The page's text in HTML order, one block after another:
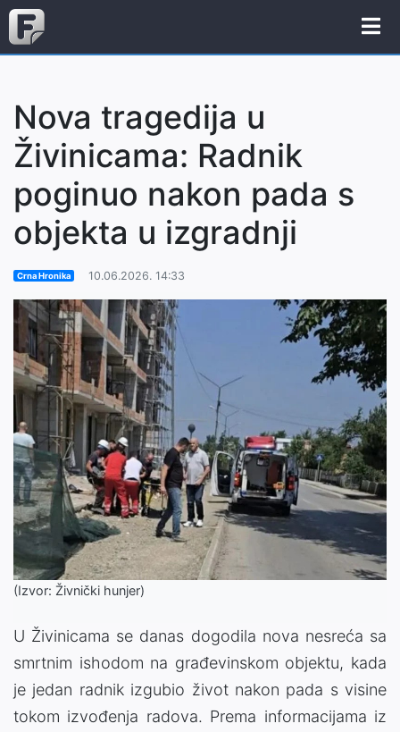
Nova tragedija u
Živinicama: Radnik
poginuo nakon pada s
objekta u izgradnji
Crna Hronika 10.06.2026. 14:33
(Izvor: Živnički hunjer)
U Živinicama se danas dogodila nova nesreća sa
smrtnim ishodom na građevinskom objektu, kada
je jedan radnik izgubio život nakon pada s visine
tokom izvođenja radova. Prema informacijama iz